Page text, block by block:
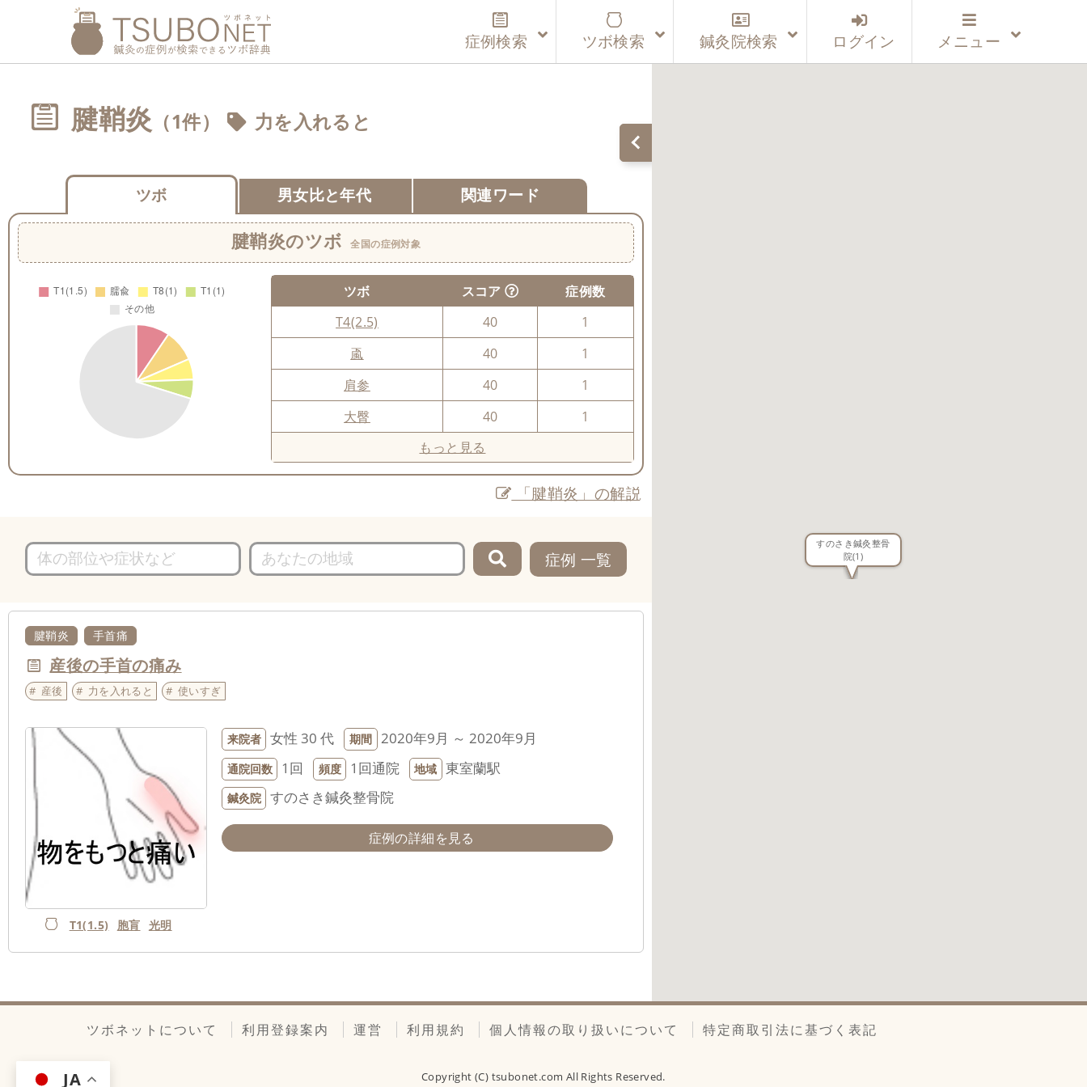
症例検索 ツボ検索 鍼灸院検索 ログイン メニュー
腱鞘炎 （1件） 力を入れると
ツボ 男女比と年代 関連ワード
腱鞘炎のツボ 全国の症例対象
ツボ スコア
症例数
T4(2.5)
40
1
颪
40
1
肩参
40
1
大臀
40
1
もっと見る
「腱鞘炎」の解説
症例 一覧
腱鞘炎 手首痛
産後の手首の痛み
産後 力を入れると 使いすぎ
T1(1.5) 胞肓 光明
来院者 女性 30 代 期間 2020年9月 ～ 2020年9月
通院回数 1回 頻度 1回通院 地域 東室蘭駅
鍼灸院 すのさき鍼灸整骨院
症例の詳細を見る
すのさき鍼灸整骨
院(1)
ツボネットについて 利用登録案内 運営 利用規約 個人情報の取り扱いについて 特定商取引法に基づく表記
Copyright (C) tsubonet.com All Rights Reserved.
JA